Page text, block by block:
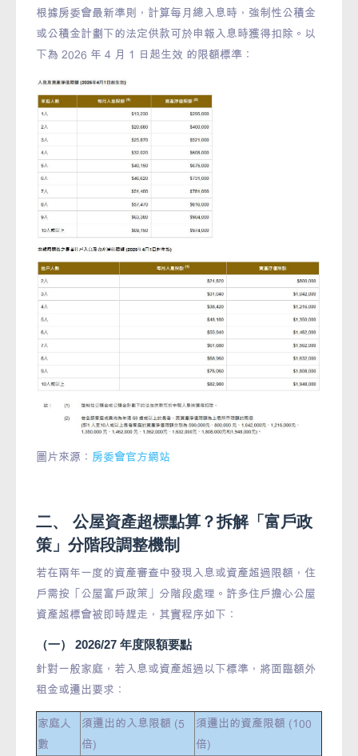
根據房委會最新準則，計算每月總入息時，強制性公積金
或公積金計劃下的法定供款可於申報入息時獲得扣除。以
下為 2026 年 4 月 1 日起生效 的限額標準：
圖片來源： 房委會官方網站
二、 公屋資產超標點算？拆解「富戶政
策」分階段調整機制
若在兩年一度的資產審查中發現入息或資產超過限額，住
戶需按「公屋富戶政策」分階段處理。許多住戶擔心公屋
資產超標會被即時趕走，其實程序如下：
（一） 2026/27 年度限額要點
針對一般家庭，若入息或資產超過以下標準，將面臨額外
租金或遷出要求：
家庭人
數
須遷出的入息限額 (5
倍)
須遷出的資產限額 (100
倍)